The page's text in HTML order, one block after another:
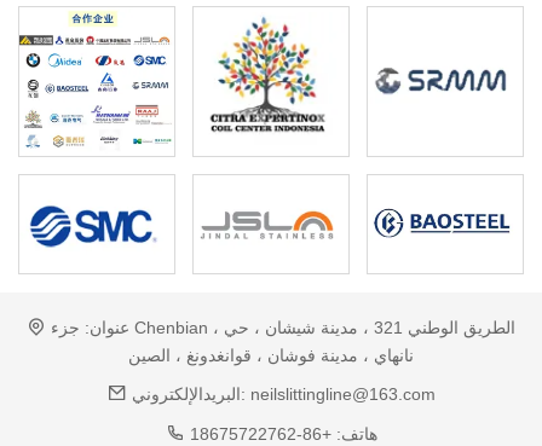
عنوان: جزء Chenbian ، الطريق الوطني 321 ، مدينة شيشان ، حي
نانهاي ، مدينة فوشان ، قوانغدونغ ، الصين
البريدالإلكتروني: neilslittingline@163.com
هاتف: +86-18675722762